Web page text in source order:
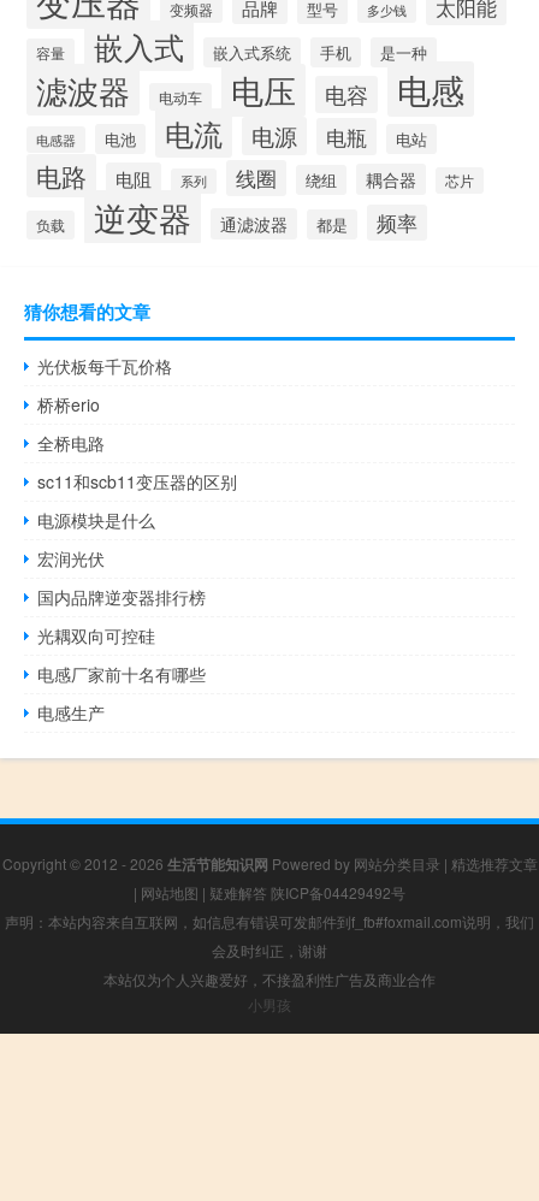
变频器 品牌 型号 多少钱 太阳能
容量 嵌入式 嵌入式系统 手机 是一种
滤波器 电动车 电压 电容 电感
电感器 电池 电流 电源 电瓶 电站
电路 电阻 系列 线圈 绕组 耦合器 芯片
负载 逆变器 通滤波器 都是 频率
猜你想看的文章
光伏板每千瓦价格
桥桥erio
全桥电路
sc11和scb11变压器的区别
电源模块是什么
宏润光伏
国内品牌逆变器排行榜
光耦双向可控硅
电感厂家前十名有哪些
电感生产
Copyright © 2012 - 2026 生活节能知识网 Powered by 网站分类目录 | 精选推荐文章
| 网站地图 | 疑难解答 陕ICP备04429492号
声明：本站内容来自互联网，如信息有错误可发邮件到f_fb#foxmail.com说明，我们
会及时纠正，谢谢
本站仅为个人兴趣爱好，不接盈利性广告及商业合作
小男孩